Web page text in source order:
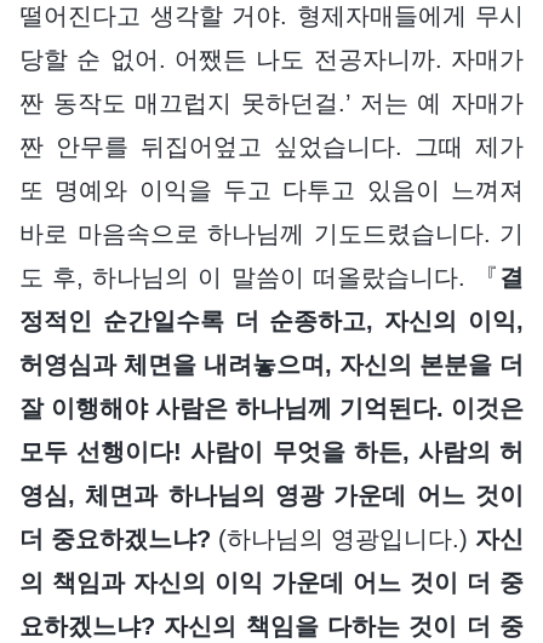
떨어진다고 생각할 거야. 형제자매들에게 무시
당할 순 없어. 어쨌든 나도 전공자니까. 자매가
짠 동작도 매끄럽지 못하던걸.’ 저는 예 자매가
짠 안무를 뒤집어엎고 싶었습니다. 그때 제가
또 명예와 이익을 두고 다투고 있음이 느껴져
바로 마음속으로 하나님께 기도드렸습니다. 기
도 후, 하나님의 이 말씀이 떠올랐습니다. 『 결
정적인 순간일수록 더 순종하고, 자신의 이익,
허영심과 체면을 내려놓으며, 자신의 본분을 더
잘 이행해야 사람은 하나님께 기억된다. 이것은
모두 선행이다! 사람이 무엇을 하든, 사람의 허
영심, 체면과 하나님의 영광 가운데 어느 것이
더 중요하겠느냐? (하나님의 영광입니다.) 자신
의 책임과 자신의 이익 가운데 어느 것이 더 중
요하겠느냐? 자신의 책임을 다하는 것이 더 중